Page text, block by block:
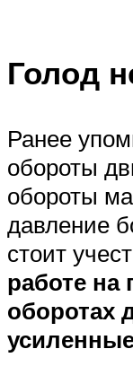
Голод
Ранее
обороты
обороты
давление
стоит
работе
оборотах